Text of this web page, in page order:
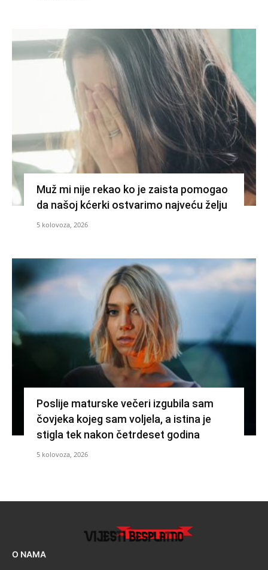
Muž mi nije rekao ko je zaista pomogao
da našoj kćerki ostvarimo najveću želju
5 kolovoza, 2026
Poslije maturske večeri izgubila sam
čovjeka kojeg sam voljela, a istina je
stigla tek nakon četrdeset godina
5 kolovoza, 2026
O NAMA